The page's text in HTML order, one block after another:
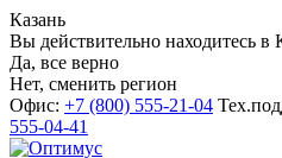
Казань
Вы действительно находитесь в
Да, все верно
Нет, сменить регион
Офис: +7 (800) 555-21-04
555-04-41